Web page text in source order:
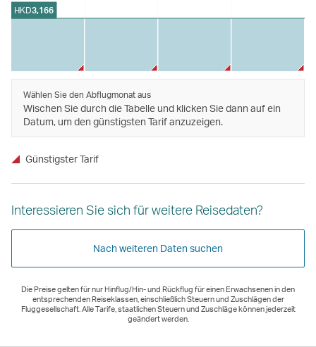
HKD3,166
Wählen Sie den Abflugmonat aus
Wischen Sie durch die Tabelle und klicken Sie dann auf ein
Datum, um den günstigsten Tarif anzuzeigen.
Günstigster Tarif
Interessieren Sie sich für weitere Reisedaten?
Nach weiteren Daten suchen
Die Preise gelten für nur Hinflug/Hin- und Rückflug für einen Erwachsenen in den
entsprechenden Reiseklassen, einschließlich Steuern und Zuschlägen der
Fluggesellschaft. Alle Tarife, staatlichen Steuern und Zuschläge können jederzeit
geändert werden.